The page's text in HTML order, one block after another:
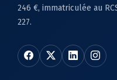
246 €, immatriculée au
227.